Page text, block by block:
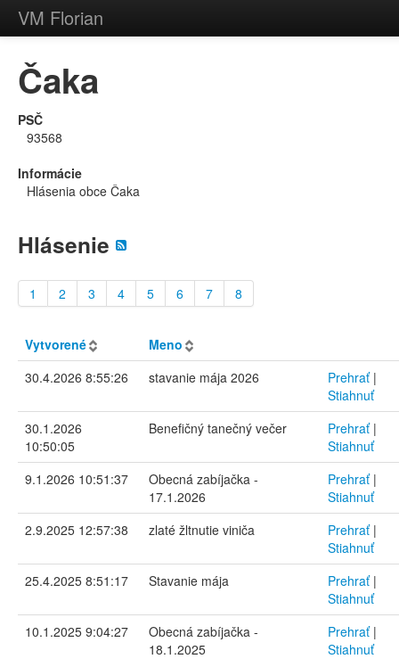
VM Florian
Čaka
PSČ
93568
Informácie
Hlásenia obce Čaka
Hlásenie
1 2 3 4 5 6 7 8
Vytvorené
Meno
30.4.2026 8:55:26
stavanie mája 2026 Prehrať|
Stiahnuť
30.1.2026
10:50:05
Benefičný tanečný večer Prehrať|
Stiahnuť
9.1.2026 10:51:37
Obecná zabíjačka -
17.1.2026
Prehrať|
Stiahnuť
2.9.2025 12:57:38
zlaté žltnutie viniča Prehrať|
Stiahnuť
25.4.2025 8:51:17
Stavanie mája Prehrať|
Stiahnuť
10.1.2025 9:04:27
Obecná zabíjačka -
18.1.2025
Prehrať|
Stiahnuť